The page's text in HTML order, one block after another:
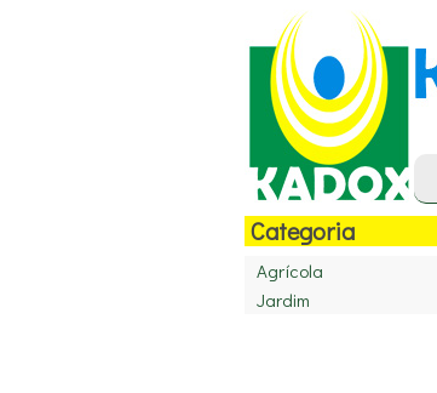
Categoria
Agrícola
Jardim